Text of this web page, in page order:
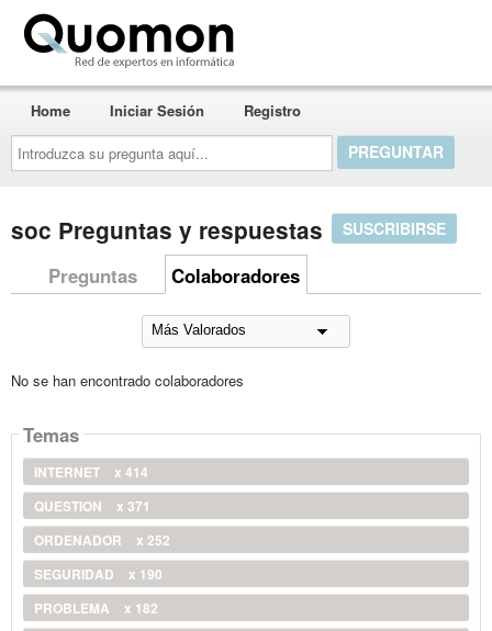
Introduzca
su
pregunta
aquí...
Home Iniciar Sesión Registro
soc Preguntas y respuestas SUSCRIBIRSE
Preguntas Colaboradores
No se han encontrado colaboradores
Temas
INTERNET
x 414
QUESTION
x 371
ORDENADOR
x 252
SEGURIDAD
x 190
PROBLEMA
x 182